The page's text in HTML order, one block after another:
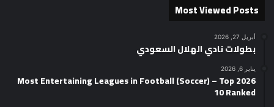
Most Viewed Posts
أبريل 27, 2026
بطولات نادي الهلال السعودي
يناير 6, 2026
2026 Most Entertaining Leagues in Football (Soccer) – Top
10 Ranked